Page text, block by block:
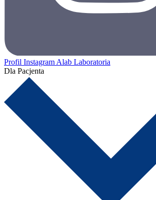
Profil Instagram Alab Laboratoria
Dla Pacjenta